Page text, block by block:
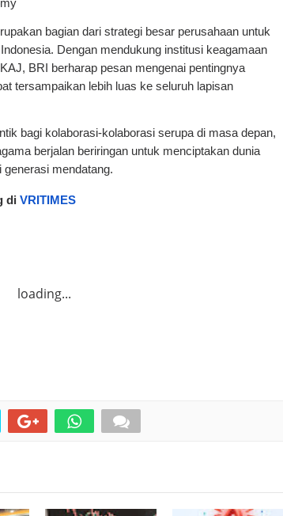
bagian dari strategi besar perusahaan untuk
Dengan mendukung institusi keagamaan
BRI berharap pesan mengenai pentingnya
tersampaikan lebih luas ke seluruh lapisan
bagi kolaborasi-kolaborasi serupa di masa depan,
berjalan beriringan untuk menciptakan dunia
generasi mendatang.
di VRITIMES
loading...